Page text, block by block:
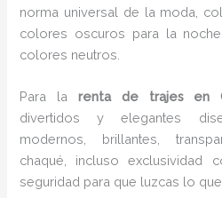
norma universal de la moda,
colores oscuros para la
colores neutros.
Para la renta de trajes en
divertidos y elegantes
modernos, brillantes,
chaqué, incluso exclusividad
seguridad para que luzcas lo